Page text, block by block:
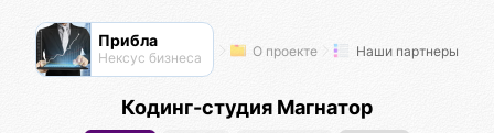
Прибла
Нексус бизнеса О проекте Наши партнеры
Кодинг-студия Магнатор